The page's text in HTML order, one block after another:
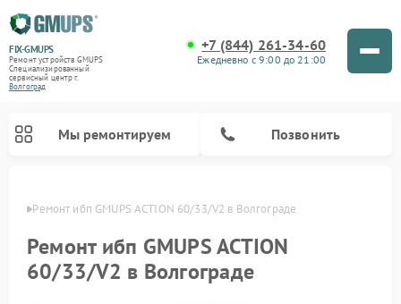
FIX-GMUPS
Ремонт устройств GMUPS
Специализированный
cервисный центр г.
Волгоград
+7 (844) 261-34-60
Ежедневно с 9:00 до 21:00
Мы ремонтируем Позвонить
Ремонт ибп GMUPS ACTION 60/33/V2 в Волгограде
Ремонт ибп GMUPS ACTION
60/33/V2 в Волгограде